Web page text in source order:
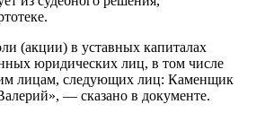
(акции) в уставных капиталах
юридических лиц, в том числе
лицам, следующих лиц: Каменщик
— сказано в документе.